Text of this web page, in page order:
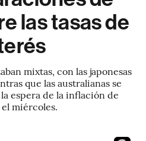
las tasas de
mixtas, con las japonesas
que las australianas se
espera de la inflación de
el miércoles.